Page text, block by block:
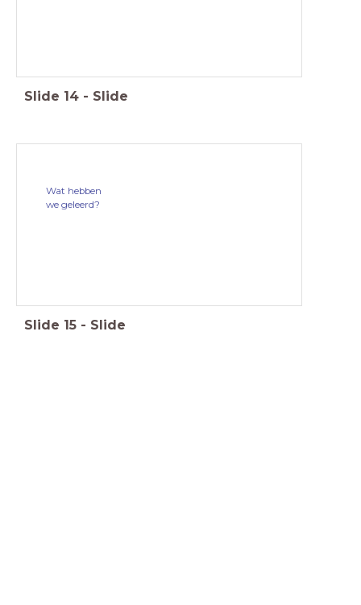
Slide 14 - Slide
Wat hebben
we geleerd?
Slide 15 - Slide